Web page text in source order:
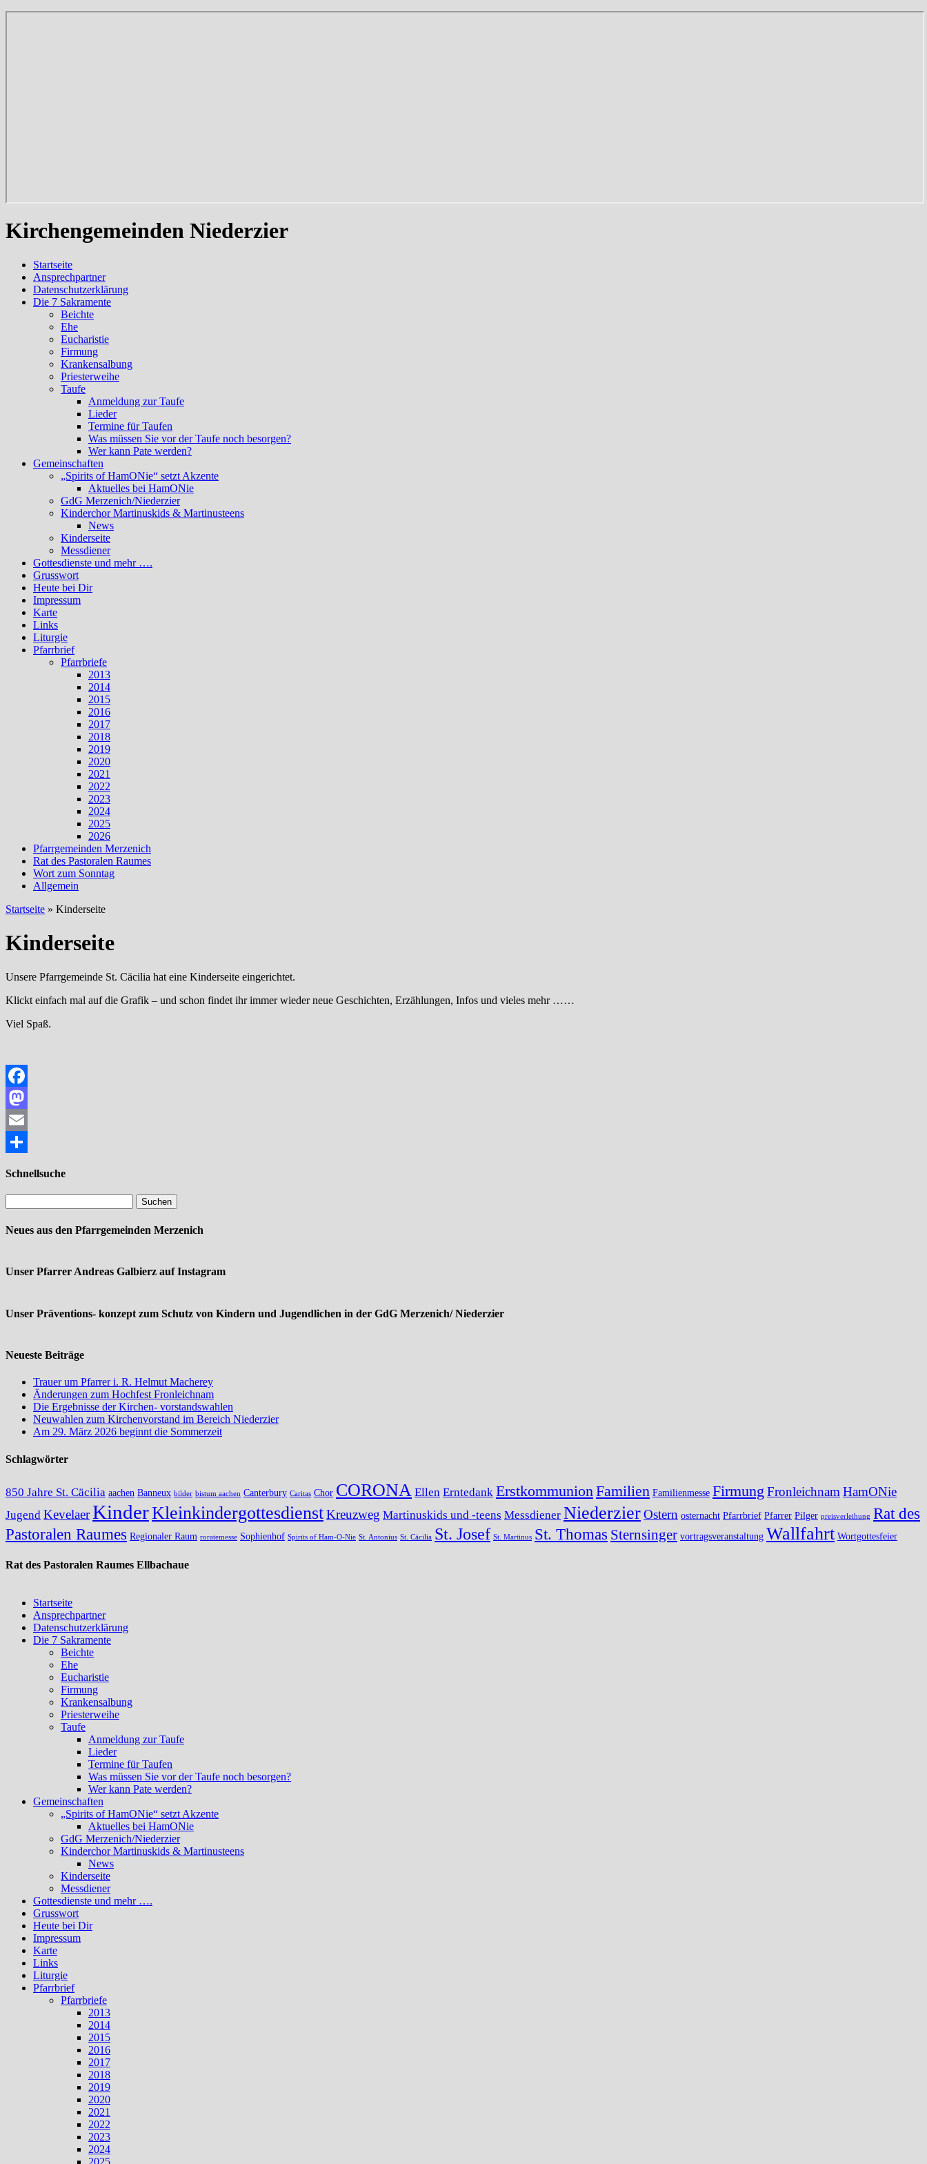
Kirchengemeinden Niederzier
Startseite
Ansprechpartner
Datenschutzerklärung
Die 7 Sakramente
Beichte
Ehe
Eucharistie
Firmung
Krankensalbung
Priesterweihe
Taufe
Anmeldung zur Taufe
Lieder
Termine für Taufen
Was müssen Sie vor der Taufe noch besorgen?
Wer kann Pate werden?
Gemeinschaften
„Spirits of HamONie“ setzt Akzente
Aktuelles bei HamONie
GdG Merzenich/Niederzier
Kinderchor Martinuskids & Martinusteens
News
Kinderseite
Messdiener
Gottesdienste und mehr ….
Grusswort
Heute bei Dir
Impressum
Karte
Links
Liturgie
Pfarrbrief
Pfarrbriefe
2013
2014
2015
2016
2017
2018
2019
2020
2021
2022
2023
2024
2025
2026
Pfarrgemeinden Merzenich
Rat des Pastoralen Raumes
Wort zum Sonntag
Allgemein
Startseite » Kinderseite
Kinderseite
Unsere Pfarrgemeinde St. Cäcilia hat eine Kinderseite eingerichtet.
Klickt einfach mal auf die Grafik – und schon findet ihr immer wieder neue Geschichten, Erzählungen, Infos und vieles mehr ……
Viel Spaß.
Facebook
Mastodon
Email
Schnellsuche
Neues aus den Pfarrgemeinden Merzenich
Unser Pfarrer Andreas Galbierz auf Instagram
Unser Präventions- konzept zum Schutz von Kindern und Jugendlichen in der GdG Merzenich/ Niederzier
Neueste Beiträge
Trauer um Pfarrer i. R. Helmut Macherey
Änderungen zum Hochfest Fronleichnam
Die Ergebnisse der Kirchen- vorstandswahlen
Neuwahlen zum Kirchenvorstand im Bereich Niederzier
Am 29. März 2026 beginnt die Sommerzeit
Schlagwörter
850 Jahre St. Cäcilia aachen Banneux bilder bistum aachen Canterbury Caritas Chor CORONA Ellen Erntedank Erstkommunion Familien Familienmesse Firmung Fronleichnam HamONie
Jugend KevelaerKinderKleinkindergottesdienstKreuzweg Martinuskids und -teens Messdiener NiederzierOstern osternacht Pfarrbrief Pfarrer Pilger preisverleihung Rat des
Pastoralen Raumes Regionaler Raum roratemesse Sophienhof Spirits of Ham-O-Nie St. Antonius St. Cäcilia St. Josef St. Martinus St. Thomas Sternsinger vortragsveranstaltung Wallfahrt Wortgottesfeier
Rat des Pastoralen Raumes Ellbachaue
Startseite
Ansprechpartner
Datenschutzerklärung
Die 7 Sakramente
Beichte
Ehe
Eucharistie
Firmung
Krankensalbung
Priesterweihe
Taufe
Anmeldung zur Taufe
Lieder
Termine für Taufen
Was müssen Sie vor der Taufe noch besorgen?
Wer kann Pate werden?
Gemeinschaften
„Spirits of HamONie“ setzt Akzente
Aktuelles bei HamONie
GdG Merzenich/Niederzier
Kinderchor Martinuskids & Martinusteens
News
Kinderseite
Messdiener
Gottesdienste und mehr ….
Grusswort
Heute bei Dir
Impressum
Karte
Links
Liturgie
Pfarrbrief
Pfarrbriefe
2013
2014
2015
2016
2017
2018
2019
2020
2021
2022
2023
2024